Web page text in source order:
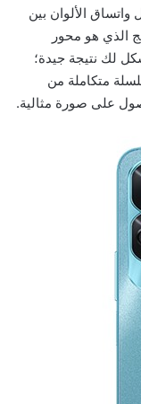
واتساق الألوان بين
الذي هو محور
لك نتيجة جيدة؛
متكاملة من
على صورة مثالية.